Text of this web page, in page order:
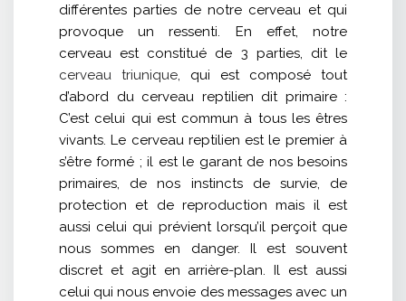
différentes parties de notre cerveau et qui
provoque un ressenti. En effet, notre
cerveau est constitué de 3 parties, dit le
cerveau triunique , qui est composé tout
d’abord du cerveau reptilien dit primaire :
C’est celui qui est commun à tous les êtres
vivants. Le cerveau reptilien est le premier à
s’être formé ; il est le garant de nos besoins
primaires, de nos instincts de survie, de
protection et de reproduction mais il est
aussi celui qui prévient lorsqu’il perçoit que
nous sommes en danger. Il est souvent
discret et agit en arrière-plan. Il est aussi
celui qui nous envoie des messages avec un